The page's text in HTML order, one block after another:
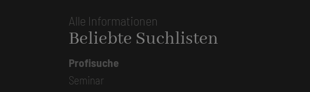
Alle Informationen
Beliebte Suchlisten
Profisuche
Seminar